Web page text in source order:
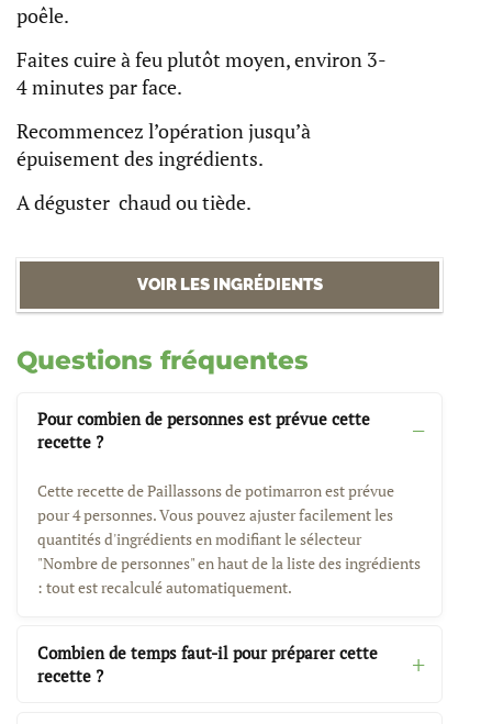
poêle.
Faites cuire à feu plutôt moyen, environ 3-
4 minutes par face.
Recommencez l’opération jusqu’à
épuisement des ingrédients.
A déguster chaud ou tiède.
VOIR LES INGRÉDIENTS
Questions fréquentes
Pour combien de personnes est prévue cette
recette ?
Cette recette de Paillassons de potimarron est prévue
pour 4 personnes. Vous pouvez ajuster facilement les
quantités d'ingrédients en modifiant le sélecteur
"Nombre de personnes" en haut de la liste des ingrédients
: tout est recalculé automatiquement.
Combien de temps faut-il pour préparer cette
recette ?